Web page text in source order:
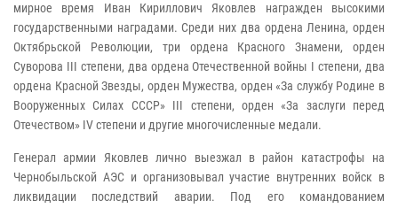
мирное время Иван Кириллович Яковлев награжден высокими
государственными наградами. Среди них два ордена Ленина, орден
Октябрьской Революции, три ордена Красного Знамени, орден
Суворова III степени, два ордена Отечественной войны I степени, два
ордена Красной Звезды, орден Мужества, орден «За службу Родине в
Вооруженных Силах СССР» III степени, орден «За заслуги перед
Отечеством» IV степени и другие многочисленные медали.
Генерал армии Яковлев лично выезжал в район катастрофы на
Чернобыльской АЭС и организовывал участие внутренних войск в
ликвидации последствий аварии. Под его командованием